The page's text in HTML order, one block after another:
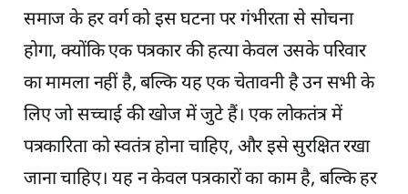
समाज के हर वर्ग को इस घटना पर गंभीरता से सोचना
होगा, क्योंकि एक पत्रकार की हत्या केवल उसके परिवार
का मामला नहीं है, बल्कि यह एक चेतावनी है उन सभी के
लिए जो सच्चाई की खोज में जुटे हैं। एक लोकतंत्र में
पत्रकारिता को स्वतंत्र होना चाहिए, और इसे सुरक्षित रखा
जाना चाहिए। यह न केवल पत्रकारों का काम है, बल्कि हर